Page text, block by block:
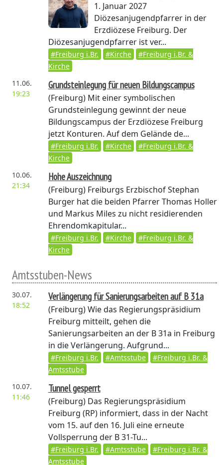
1. Januar 2027
Diözesanjugendpfarrer in der
Erzdiözese Freiburg. Der
Diözesanjugendpfarrer ist ver...
#Freiburg i.Br. #Kirche
#Freiburg i.Br. &
Kirche
11.06.
19:23
Grundsteinlegung für neuen Bildungscampus
(Freiburg)Mit einer symbolischen
Grundsteinlegung gewinnt der neue
Bildungscampus der Erzdiözese Freiburg
jetzt Konturen. Auf dem Gelände de...
#Freiburg i.Br. #Kirche
#Freiburg i.Br. &
Kirche
10.06.
21:34
Hohe Auszeichnung
(Freiburg)Freiburgs Erzbischof Stephan
Burger hat die beiden Pfarrer Thomas Holler
und Markus Miles zu nicht residierenden
Ehrendomkapitular...
#Freiburg i.Br. #Kirche
#Freiburg i.Br. &
Kirche
Amtsstuben-News
30.07.
18:52
Verlängerung für Sanierungsarbeiten auf B 31a
(Freiburg)Wie das Regierungspräsidium
Freiburg mitteilt, gehen die
Sanierungsarbeiten an der B 31a in Freiburg
in die Verlängerung. Aufgrund...
#Freiburg i.Br. #Amtsstube
#Freiburg i.Br. &
Amtsstube
10.07.
11:46
Tunnel gesperrt
(Freiburg)Das Regierungspräsidium
Freiburg (RP) informiert, dass in der Nacht
vom 15. auf den 16. Juli eine erneute
Vollsperrung der B 31-Tu...
#Freiburg i.Br. #Amtsstube
#Freiburg i.Br. &
Amtsstube